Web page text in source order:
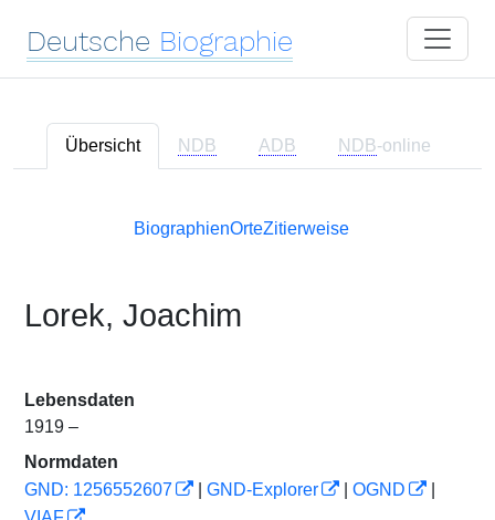
Deutsche Biographie
Übersicht NDB ADB NDB-online
BiographienOrteZitierweise
Lorek, Joachim
Lebensdaten
1919 –
Normdaten
GND: 1256552607
GND-Explorer OGND